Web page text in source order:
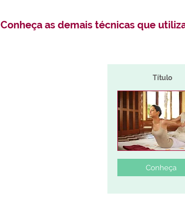
Conheça as demais técnicas que
Título
Conheça